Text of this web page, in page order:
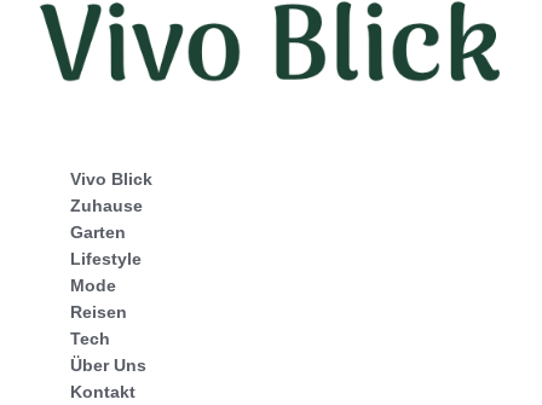
Vivo Blick
Zuhause
Garten
Lifestyle
Mode
Reisen
Tech
Über Uns
Kontakt